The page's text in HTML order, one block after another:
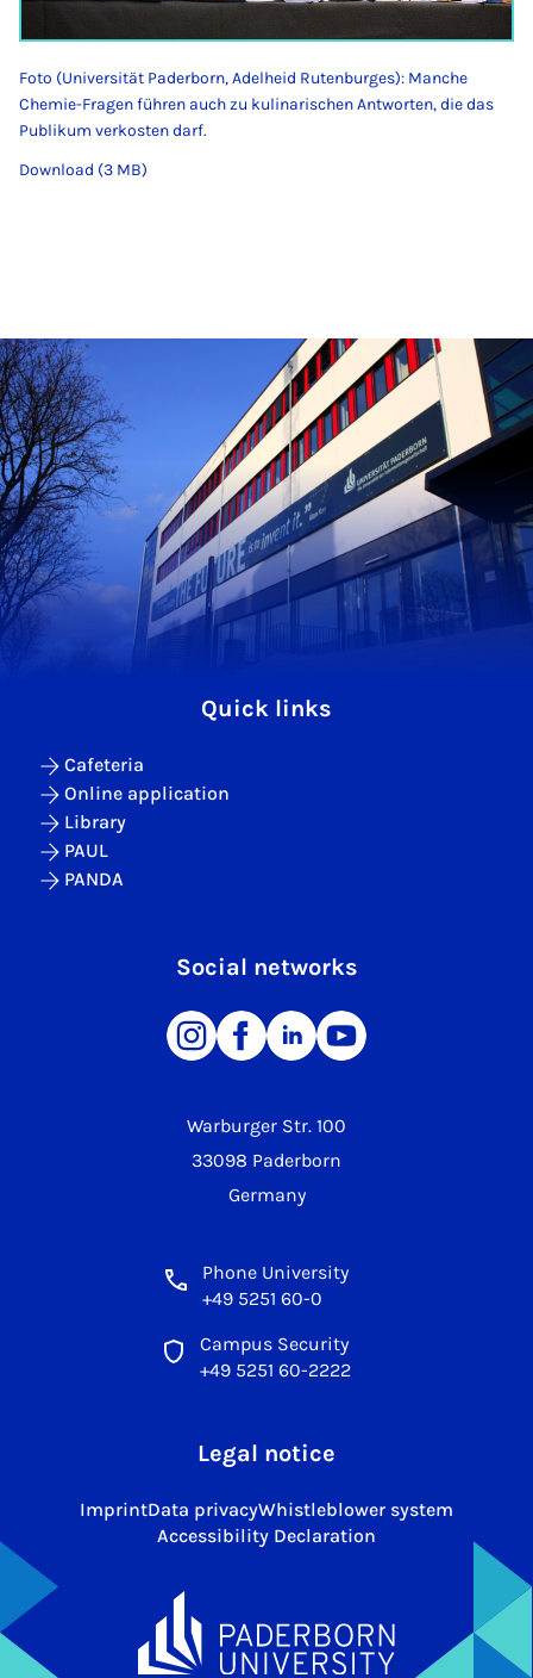
Foto (Universität Paderborn, Adelheid Rutenburges): Manche
Chemie-Fragen führen auch zu kulinarischen Antworten, die das
Publikum verkosten darf.
Download (3 MB)
Warburger Str. 100
33098 Paderborn
Germany
Phone University
+49 5251 60-0
Campus Security
+49 5251 60-2222
Quick links
Cafeteria
Online application
Library
PAUL
PANDA
Social networks
Legal notice
ImprintData privacyWhistleblower system
Accessibility Declaration